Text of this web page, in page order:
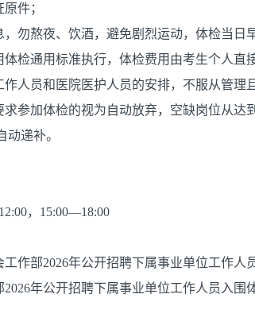
件；
勿熬夜、饮酒，避免剧烈运动，体检当日
检通用标准执行，体检费用由考生个人直
人员和医院医护人员的安排，不服从管理
求参加体检的视为自动放弃，空缺岗位从达
递补。
，15:00—18:00
工作部2026年公开招聘下属事业单位工作人
年公开招聘下属事业单位工作人员入围